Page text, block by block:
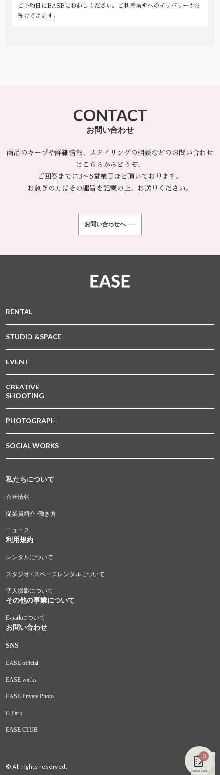
ご予約日にEASEにお越しください。ご利用場所へのデリバリーもお
受けできます。
CONTACT
お問い合わせ
商品のキープや詳細情報、スタイリングの相談などのお問い合わせ
はこちらからどうぞ。
ご回答までに3〜5営業日ほど頂いております。
お急ぎの方はその趣旨を記載の上、お送りください。
お問い合わせへ
0
CHECK LIST
RENTAL
STUDIO &SPACE
EVENT
CREATIVE
SHOOTING
PHOTOGRAPH
SOCIAL WORKS
私たちについて
会社情報
従業員紹介 /働き方
ニュース
利用規約
レンタルについて
スタジオ / スペースレンタルについて
個人撮影について
その他の事業について
E-parkについて
お問い合わせ
SNS
EASE official
EASE works
EASE Private Photo
E-Park
EASE CLUB
© All rights reserved.